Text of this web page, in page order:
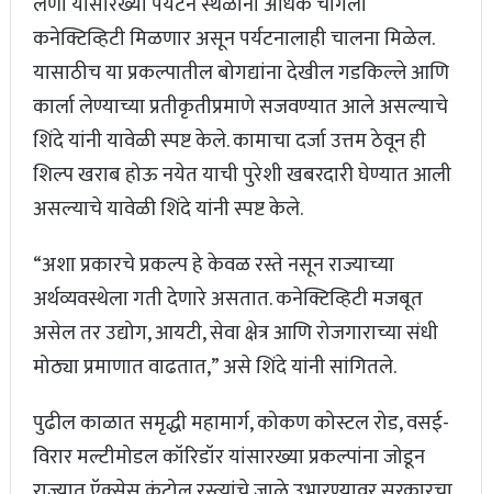
कनेक्टिव्हिटी मिळणार असून पर्यटनालाही चालना मिळेल.
यासाठीच या प्रकल्पातील बोगद्यांना देखील गडकिल्ले आणि
कार्ला लेण्याच्या प्रतीकृतीप्रमाणे सजवण्यात आले असल्याचे
शिंदे यांनी यावेळी स्पष्ट केले. कामाचा दर्जा उत्तम ठेवून ही
शिल्प खराब होऊ नयेत याची पुरेशी खबरदारी घेण्यात आली
असल्याचे यावेळी शिंदे यांनी स्पष्ट केले.
“अशा प्रकारचे प्रकल्प हे केवळ रस्ते नसून राज्याच्या
अर्थव्यवस्थेला गती देणारे असतात. कनेक्टिव्हिटी मजबूत
असेल तर उद्योग, आयटी, सेवा क्षेत्र आणि रोजगाराच्या संधी
मोठ्या प्रमाणात वाढतात,” असे शिंदे यांनी सांगितले.
पुढील काळात समृद्धी महामार्ग, कोकण कोस्टल रोड, वसई-
विरार मल्टीमोडल कॉरिडॉर यांसारख्या प्रकल्पांना जोडून